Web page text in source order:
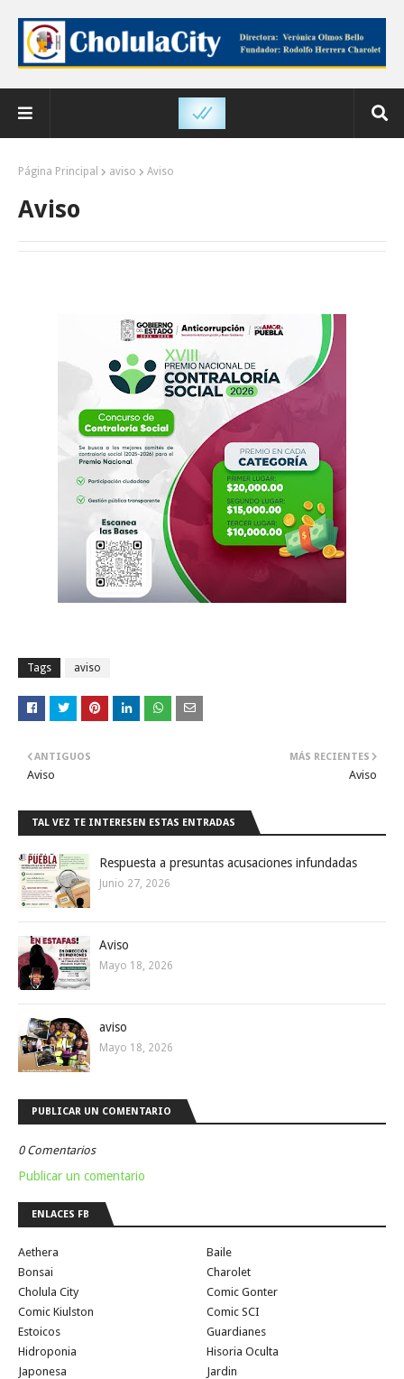
Página Principal aviso Aviso
Aviso
Tags aviso
MÁS RECIENTES
Aviso
ANTIGUOS
Aviso
TAL VEZ TE INTERESEN ESTAS ENTRADAS
Respuesta a presuntas acusaciones infundadas
Junio 27, 2026
Aviso
Mayo 18, 2026
aviso
Mayo 18, 2026
PUBLICAR UN COMENTARIO
0 Comentarios
Publicar un comentario
ENLACES FB
Aethera
Baile
Bonsai
Charolet
Cholula City
Comic Gonter
Comic Kiulston
Comic SCI
Estoicos
Guardianes
Hidroponia
Hisoria Oculta
Japonesa
Jardin